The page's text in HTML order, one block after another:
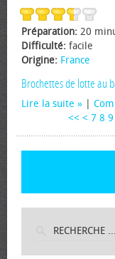
Préparation: 20
Difficulté: facile
Origine: France
Brochettes de lotte au
Lire la suite
<< < 7 8 9